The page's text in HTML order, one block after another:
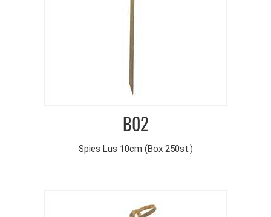
B02
Spies Lus 10cm (Box 250st.)